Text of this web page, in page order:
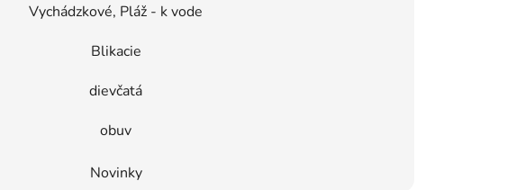
Vychádzkové, Pláž - k vode
Blikacie
dievčatá
obuv
Novinky